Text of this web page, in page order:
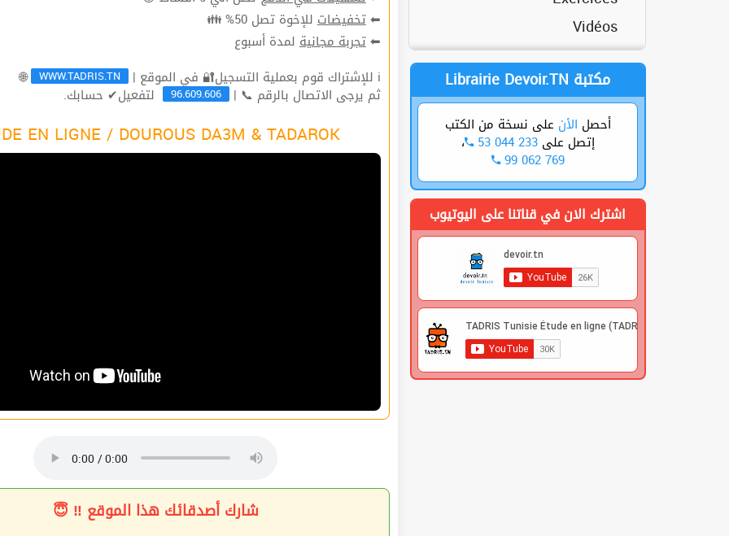
⬅تخفيضاتللإخوة تصل 50% 👪
⬅تجربة مجانيةلمدة أسبوع
ℹ للإشتراك قوم بعملية التسجيل🔐 في الموقع |
WWW.TADRIS.TN
🌐
ثم يرجى الاتصال بالرقم 📞 | 96.609.606 لتفعيل✔ حسابك.
EN LIGNE / DOUROUS DA3M & TADAROK
شارك أصدقائك هذا الموقع ‼ 😇
Vidéos
Librairie Devoir.TN مكتبة
أحصل الأن على نسخة من الكتب
إتصل على53 044 233 ،
99 062 769
اشترك الان في قناتنا على اليوتيوب